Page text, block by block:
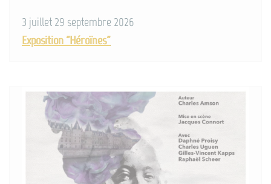
3 juillet 29 septembre 2026
Exposition "Héroïnes"